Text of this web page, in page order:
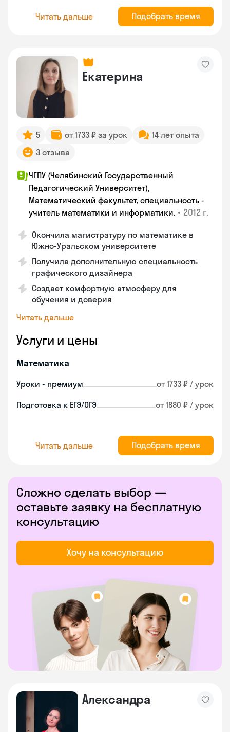
Читать дальше Подобрать время
Екатерина
5 от 1733 ₽ за урок
14 лет опыта
3 отзыва
ЧГПУ (Челябинский Государственный
Педагогический Университет),
Математический факультет, специальность -
учитель математики и информатики. • 2012 г.
Окончила магистратуру по математике в
Южно-Уральском университете
Получила дополнительную специальность
графического дизайнера
Создает комфортную атмосферу для
обучения и доверия
Читать дальше
Услуги и цены
Математика
Уроки - премиум от 1733 ₽ / урок
Подготовка к ЕГЭ/ОГЭ от 1880 ₽ / урок
Читать дальше Подобрать время
Сложно сделать выбор —
оставьте заявку на бесплатную
консультацию
Хочу на консультацию
Александра